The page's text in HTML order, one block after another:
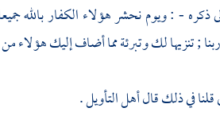
ذكره - : ويوم نحشر هؤلاء الكفار بالله
; تنزيها لك وتبرئة مما أضاف إليك هؤلاء
في ذلك قال أهل التأويل .